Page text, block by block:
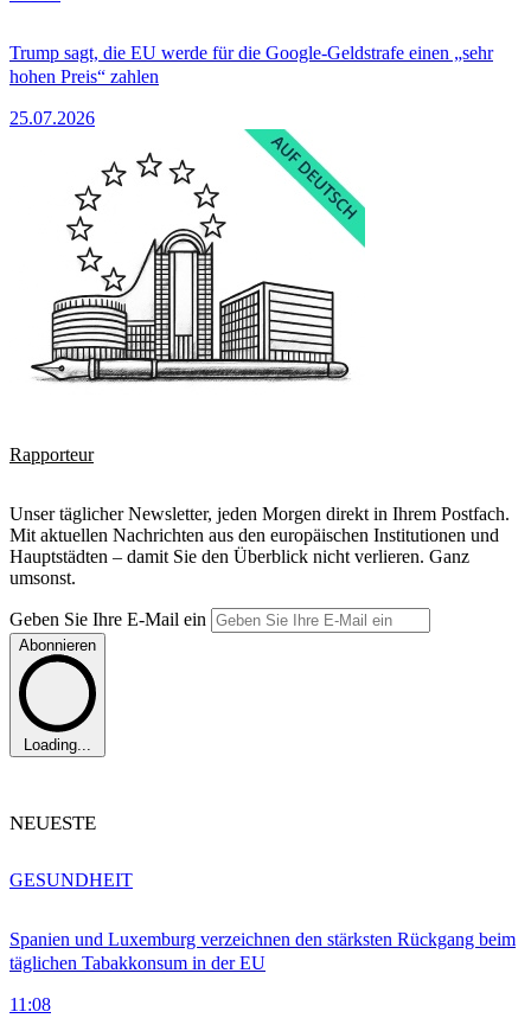
Trump sagt, die EU werde für die Google-Geldstrafe einen „sehr
hohen Preis“ zahlen
25.07.2026
Rapporteur
Unser täglicher Newsletter, jeden Morgen direkt in Ihrem Postfach.
Mit aktuellen Nachrichten aus den europäischen Institutionen und
Hauptstädten – damit Sie den Überblick nicht verlieren. Ganz
umsonst.
Geben Sie Ihre E-Mail ein
Abonnieren
Loading...
NEUESTE
Spanien und Luxemburg verzeichnen den stärksten Rückgang beim
täglichen Tabakkonsum in der EU
11:08
GESUNDHEIT